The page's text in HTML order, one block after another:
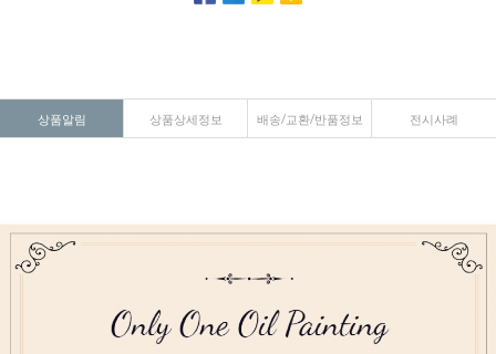
상품알림 상품상세정보 배송/교환/반품정보 전시사례